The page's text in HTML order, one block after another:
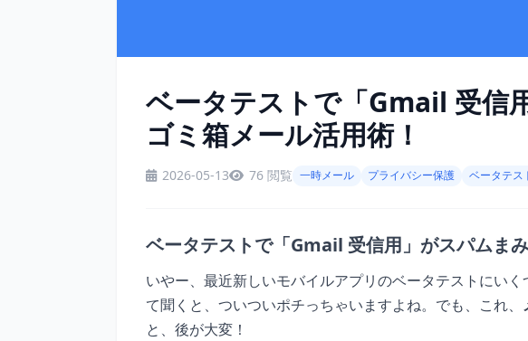
ベータテストで「Gmail 受信
ゴミ箱メール活用術！
2026-05-13 76 閲覧 一時メール プライバシー保護 ベータテス
ベータテストで「Gmail 受信用」がスパムま
いやー、最近新しいモバイルアプリのベータテストにい
て聞くと、ついついポチっちゃいますよね。でも、これ、
と、後が大変！